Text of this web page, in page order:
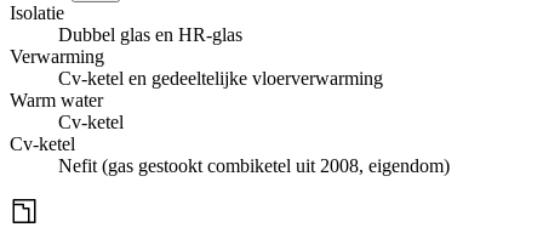
Isolatie
Dubbel glas en HR-glas
Verwarming
Cv-ketel en gedeeltelijke vloerverwarming
Warm water
Cv-ketel
Cv-ketel
Nefit (gas gestookt combiketel uit 2008, eigendom)